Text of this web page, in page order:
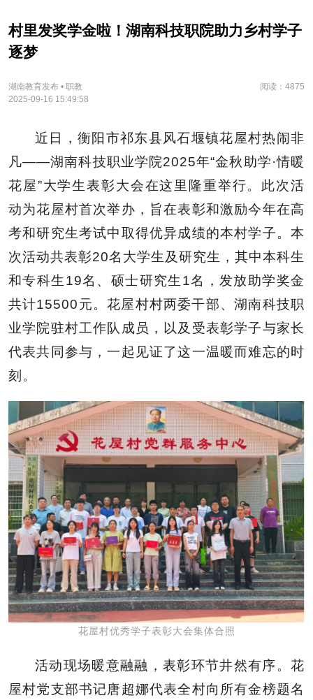
村里发奖学金啦！湖南科技职院助力乡村学子
逐梦
湖南教育发布 • 职教
阅读：4875
2025-09-16 15:49:58
近日，衡阳市祁东县风石堰镇花屋村热闹非
凡——湖南科技职业学院2025年“金秋助学·情暖
花屋”大学生表彰大会在这里隆重举行。此次活
动为花屋村首次举办，旨在表彰和激励今年在高
考和研究生考试中取得优异成绩的本村学子。本
次活动共表彰20名大学生及研究生，其中本科生
和专科生19名、硕士研究生1名，发放助学奖金
共计15500元。花屋村村两委干部、湖南科技职
业学院驻村工作队成员，以及受表彰学子与家长
代表共同参与，一起见证了这一温暖而难忘的时
刻。
花屋村优秀学子表彰大会集体合照
活动现场暖意融融，表彰环节井然有序。花
屋村党支部书记唐超娜代表全村向所有金榜题名